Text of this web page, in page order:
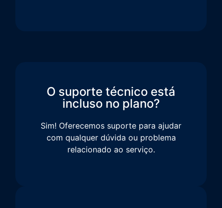
O suporte técnico está
incluso no plano?
Sim! Oferecemos suporte para ajudar
com qualquer dúvida ou problema
relacionado ao serviço.